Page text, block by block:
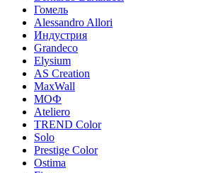
Гомель
Alessandro Allori
Индустрия
Grandeco
Elysium
AS Creation
MaxWall
МОФ
Ateliero
TREND Color
Solo
Prestige Color
Ostima